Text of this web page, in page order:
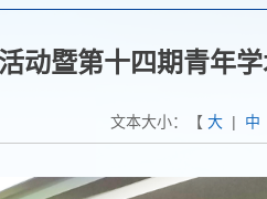
动暨第十四期青年
文本大小：【 大| 中